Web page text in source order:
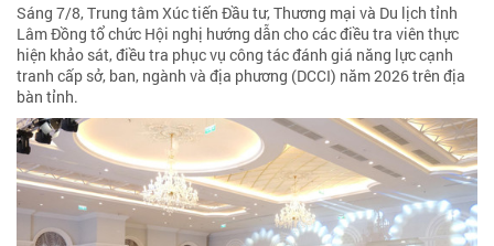
Sáng 7/8, Trung tâm Xúc tiến Đầu tư, Thương mại và Du lịch tỉnh
Lâm Đồng tổ chức Hội nghị hướng dẫn cho các điều tra viên thực
hiện khảo sát, điều tra phục vụ công tác đánh giá năng lực cạnh
tranh cấp sở, ban, ngành và địa phương (DCCI) năm 2026 trên địa
bàn tỉnh.